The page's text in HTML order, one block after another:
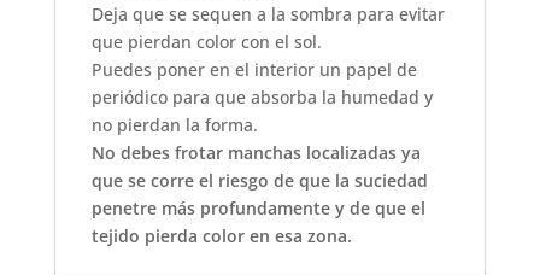
Deja que se sequen a la sombra para evitar
que pierdan color con el sol.
Puedes poner en el interior un papel de
periódico para que absorba la humedad y
no pierdan la forma.
No debes frotar manchas localizadas ya
que se corre el riesgo de que la suciedad
penetre más profundamente y de que el
tejido pierda color en esa zona.